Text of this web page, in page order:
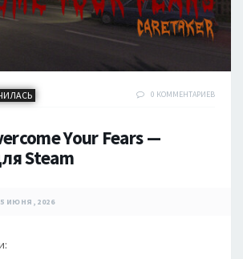
0 КОММЕНТАРИЕВ
Your Fears —
Steam
5 ИЮНЯ, 2026